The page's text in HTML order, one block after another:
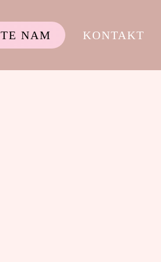
TE NAM KONTAKT